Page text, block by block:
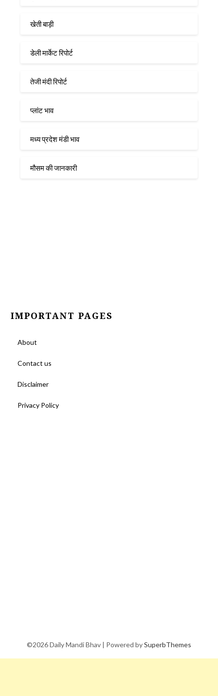
खेती बाड़ी
डेली मार्केट रिपोर्ट
तेजी मंदी रिपोर्ट
प्लांट भाव
मध्य प्रदेश मंडी भाव
मौसम की जानकारी
IMPORTANT PAGES
About
Contact us
Disclaimer
Privacy Policy
©2026 Daily Mandi Bhav | Powered bySuperbThemes